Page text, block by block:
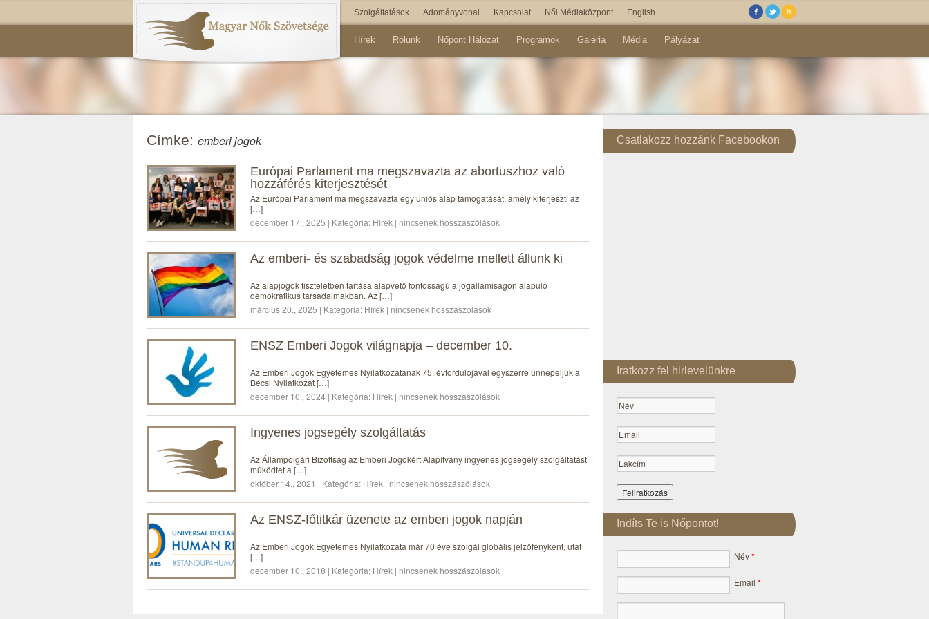
Szolgáltatások Adományvonal Kapcsolat Női Médiaközpont English
Hírek Rólunk Nőpont Hálózat Programok Galéria Média Pályázat
Címke: emberi jogok
Európai Parlament ma megszavazta az abortuszhoz való
hozzáférés kiterjesztését
Az Európai Parlament ma megszavazta egy uniós alap támogatását, amely kiterjeszti az
[…]
december 17., 2025 | Kategória: Hírek | nincsenek hosszászólások
Az emberi- és szabadság jogok védelme mellett állunk ki
Az alapjogok tiszteletben tartása alapvető fontosságú a jogállamiságon alapuló
demokratikus társadalmakban. Az […]
március 20., 2025 | Kategória: Hírek | nincsenek hosszászólások
ENSZ Emberi Jogok világnapja – december 10.
Az Emberi Jogok Egyetemes Nyilatkozatának 75. évfordulójával egyszerre ünnepeljük a
Bécsi Nyilatkozat […]
december 10., 2024 | Kategória: Hírek | nincsenek hosszászólások
Ingyenes jogsegély szolgáltatás
Az Állampolgári Bizottság az Emberi Jogokért Alapítvány ingyenes jogsegély szolgáltatást
működtet a […]
október 14., 2021 | Kategória: Hírek | nincsenek hosszászólások
Az ENSZ-főtitkár üzenete az emberi jogok napján
Az Emberi Jogok Egyetemes Nyilatkozata már 70 éve szolgál globális jelzőfényként, utat
[…]
december 10., 2018 | Kategória: Hírek | nincsenek hosszászólások
Csatlakozz hozzánk Facebookon
Iratkozz fel hirlevelünkre
Indíts Te is Nőpontot!
Név*
Email *